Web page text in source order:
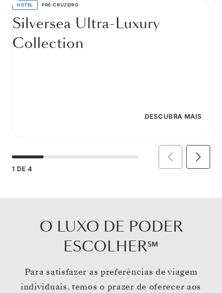
HOTEL PRÉ-CRUZEIRO
Silversea Ultra-Luxury
Collection
DESCUBRA MAIS
1 DE 4
O LUXO DE PODER
ESCOLHER℠
Para satisfazer as preferências de viagem
individuais, temos o prazer de oferecer aos